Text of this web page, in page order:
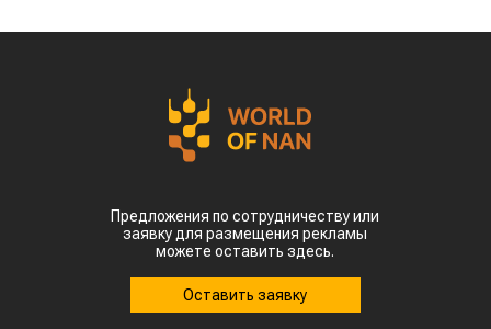
Предложения по сотрудничеству или
заявку для размещения рекламы
можете оставить здесь.
Оставить заявку